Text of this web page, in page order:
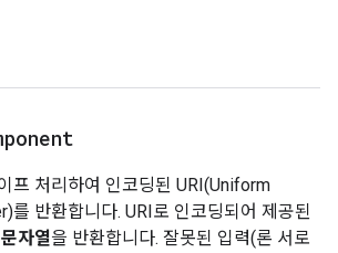
프 처리하여 인코딩된 URI(Uniform
반환합니다. URI로 인코딩되어 제공된
문자열을 반환합니다. 잘못된 입력(론 서로